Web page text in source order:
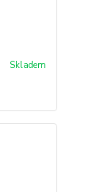
Skladem